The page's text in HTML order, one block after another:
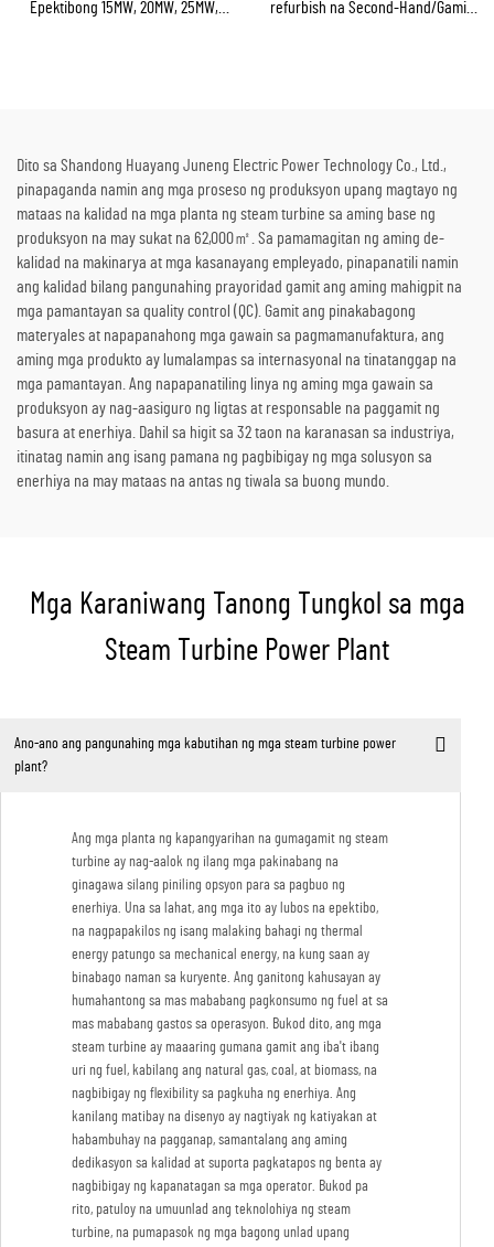
Epektibong 15MW, 20MW, 25MW,
refurbish na Second-Hand/Gamit
Dito sa Shandong Huayang Juneng Electric Power Technology Co., Ltd.,
pinapaganda namin ang mga proseso ng produksyon upang magtayo ng
mataas na kalidad na mga planta ng steam turbine sa aming base ng
produksyon na may sukat na 62,000㎡. Sa pamamagitan ng aming de-
kalidad na makinarya at mga kasanayang empleyado, pinapanatili namin
ang kalidad bilang pangunahing prayoridad gamit ang aming mahigpit na
mga pamantayan sa quality control (QC). Gamit ang pinakabagong
materyales at napapanahong mga gawain sa pagmamanufaktura, ang
aming mga produkto ay lumalampas sa internasyonal na tinatanggap na
mga pamantayan. Ang napapanatiling linya ng aming mga gawain sa
produksyon ay nag-aasiguro ng ligtas at responsable na paggamit ng
basura at enerhiya. Dahil sa higit sa 32 taon na karanasan sa industriya,
itinatag namin ang isang pamana ng pagbibigay ng mga solusyon sa
enerhiya na may mataas na antas ng tiwala sa buong mundo.
Mga Karaniwang Tanong Tungkol sa mga
Steam Turbine Power Plant
Ano-ano ang pangunahing mga kabutihan ng mga steam turbine power
plant?
Ang mga planta ng kapangyarihan na gumagamit ng steam
turbine ay nag-aalok ng ilang mga pakinabang na
ginagawa silang piniling opsyon para sa pagbuo ng
enerhiya. Una sa lahat, ang mga ito ay lubos na epektibo,
na nagpapakilos ng isang malaking bahagi ng thermal
energy patungo sa mechanical energy, na kung saan ay
binabago naman sa kuryente. Ang ganitong kahusayan ay
humahantong sa mas mababang pagkonsumo ng fuel at sa
mas mababang gastos sa operasyon. Bukod dito, ang mga
steam turbine ay maaaring gumana gamit ang iba't ibang
uri ng fuel, kabilang ang natural gas, coal, at biomass, na
nagbibigay ng flexibility sa pagkuha ng enerhiya. Ang
kanilang matibay na disenyo ay nagtiyak ng katiyakan at
habambuhay na pagganap, samantalang ang aming
dedikasyon sa kalidad at suporta pagkatapos ng benta ay
nagbibigay ng kapanatagan sa mga operator. Bukod pa
rito, patuloy na umuunlad ang teknolohiya ng steam
turbine, na pumapasok ng mga bagong unlad upang